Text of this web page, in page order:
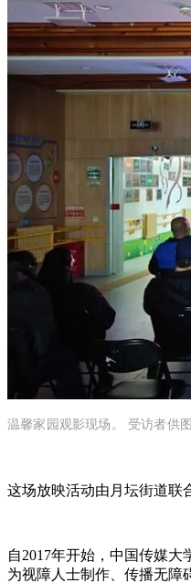
温馨家园观影现场。 受访者供图
这场放映活动由月坛街道联
自2017年开始，中国传媒大
为视障人士制作、传播无障